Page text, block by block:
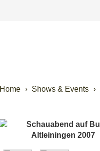
Home Shows & Events